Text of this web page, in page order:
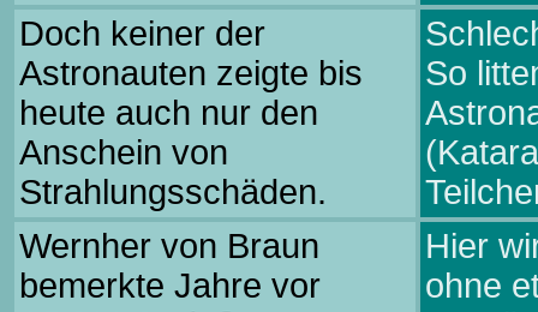
Doch keiner der
Astronauten zeigte bis
heute auch nur den
Anschein von
Strahlungsschäden.
So
Wernher von Braun
bemerkte Jahre vor
Hier
ohne